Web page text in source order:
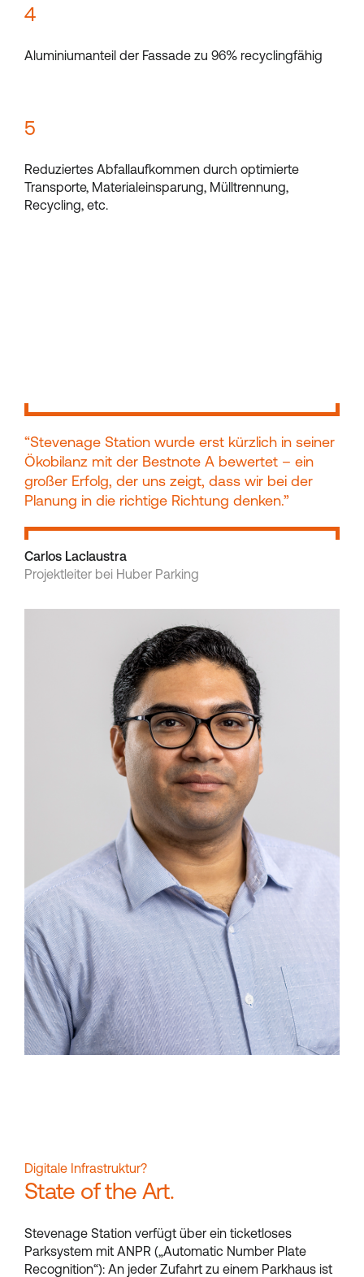
4
Aluminiumanteil der Fassade zu 96% recyclingfähig
5
Reduziertes Abfallaufkommen durch optimierte
Transporte, Materialeinsparung, Mülltrennung,
Recycling, etc.
“Stevenage Station wurde erst kürzlich in seiner
Ökobilanz mit der Bestnote A bewertet – ein
großer Erfolg, der uns zeigt, dass wir bei der
Planung in die richtige Richtung denken.”
Carlos Laclaustra
Projektleiter bei Huber Parking
Digitale Infrastruktur?
State of the Art.
Stevenage Station verfügt über ein ticketloses
Parksystem mit ANPR („Automatic Number Plate
Recognition“): An jeder Zufahrt zu einem Parkhaus ist